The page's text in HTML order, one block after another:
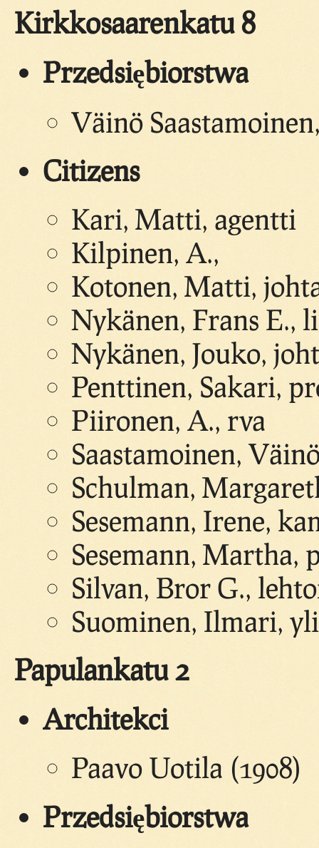
Kirkkosaarenkatu 8
Przedsiębiorstwa
Väinö
Citizens
Kari, Matti, agentti
Kilpinen, A.,
Kotonen, Matti,
Nykänen, Frans E.,
Nykänen, Jouko,
Penttinen, Sakari,
Piironen, A., rva
Saastamoinen,
Schulman,
Sesemann, Irene,
Sesemann, Martha,
Silvan, Bror G.,
Suominen, Ilmari,
Papulankatu 2
Architekci
Paavo Uotila (1908)
Przedsiębiorstwa